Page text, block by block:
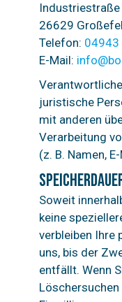
Industriestraße
26629
Telefon:
E-Mail:
juristische
mit anderen
Verarbeitung
(z. B. Namen,
Soweit
keine
verbleiben Ihre
uns, bis der
entfällt. Wenn